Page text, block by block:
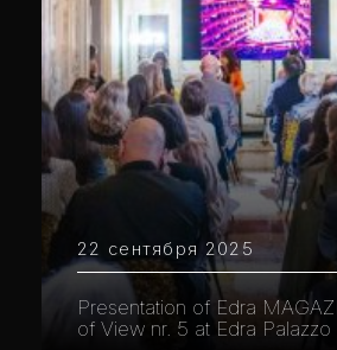
22 сентября 2025
Presentation of Edra
of View nr. 5 at Edra Palazzo